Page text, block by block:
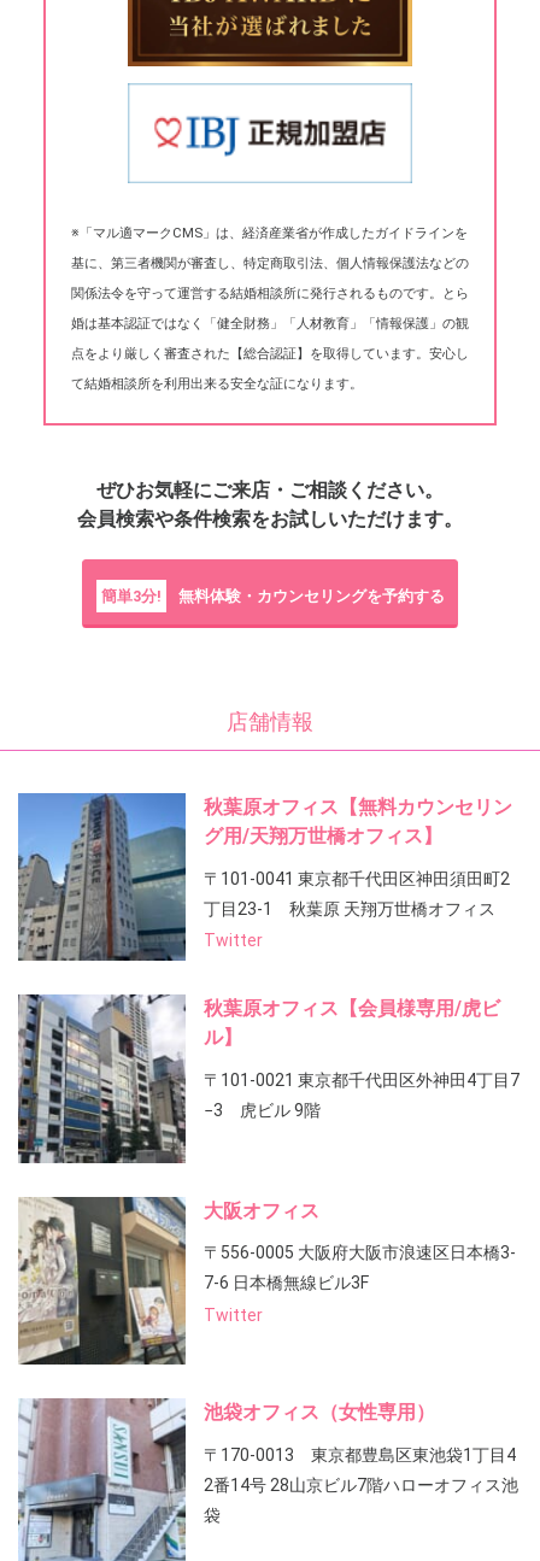
※「マル適マークCMS」は、経済産業省が作成したガイドラインを
基に、第三者機関が審査し、特定商取引法、個人情報保護法などの
関係法令を守って運営する結婚相談所に発行されるものです。とら
婚は基本認証ではなく「健全財務」「人材教育」「情報保護」の観
点をより厳しく審査された【総合認証】を取得しています。安心し
て結婚相談所を利用出来る安全な証になります。
ぜひお気軽にご来店・ご相談ください。
会員検索や条件検索をお試しいただけます。
簡単3分! 無料体験・カウンセリングを予約する
店舗情報
秋葉原オフィス【無料カウンセリン
グ用/天翔万世橋オフィス】
〒101-0041 東京都千代田区神田須田町2
丁目23-1 秋葉原 天翔万世橋オフィス
Twitter
秋葉原オフィス【会員様専用/虎ビ
ル】
〒101-0021 東京都千代田区外神田4丁目7
−3 虎ビル 9階
大阪オフィス
〒556-0005 大阪府大阪市浪速区日本橋3-
7-6 日本橋無線ビル3F
Twitter
池袋オフィス（女性専用）
〒170-0013 東京都豊島区東池袋1丁目4
2番14号 28山京ビル7階ハローオフィス池
袋